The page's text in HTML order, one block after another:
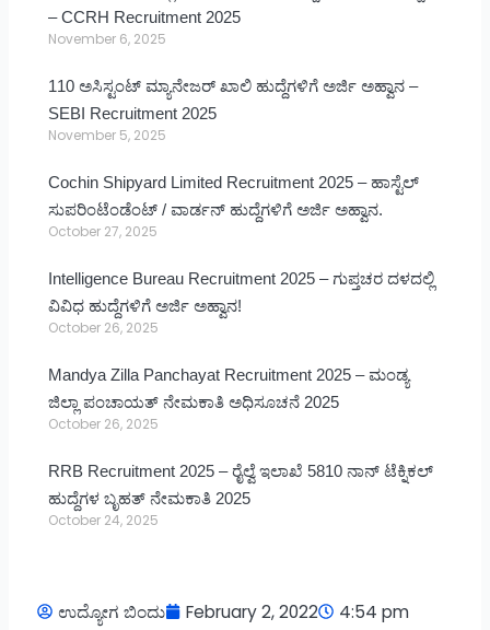
– CCRH Recruitment 2025
November 6, 2025
110 ಅಸಿಸ್ಟಂಟ್ ಮ್ಯಾನೇಜರ್ ಖಾಲಿ ಹುದ್ದೆಗಳಿಗೆ ಅರ್ಜಿ ಅಹ್ವಾನ –
SEBI Recruitment 2025
November 5, 2025
Cochin Shipyard Limited Recruitment 2025 – ಹಾಸ್ಟೆಲ್
ಸುಪರಿಂಟೆಂಡೆಂಟ್ / ವಾರ್ಡನ್ ಹುದ್ದೆಗಳಿಗೆ ಅರ್ಜಿ ಅಹ್ವಾನ.
October 27, 2025
Intelligence Bureau Recruitment 2025 – ಗುಪ್ತಚರ ದಳದಲ್ಲಿ
ವಿವಿಧ ಹುದ್ದೆಗಳಿಗೆ ಅರ್ಜಿ ಅಹ್ವಾನ!
October 26, 2025
Mandya Zilla Panchayat Recruitment 2025 – ಮಂಡ್ಯ
ಜಿಲ್ಲಾ ಪಂಚಾಯತ್ ನೇಮಕಾತಿ ಅಧಿಸೂಚನೆ 2025
October 26, 2025
RRB Recruitment 2025 – ರೈಲ್ವೆ ಇಲಾಖೆ 5810 ನಾನ್ ಟೆಕ್ನಿಕಲ್
ಹುದ್ದೆಗಳ ಬೃಹತ್ ನೇಮಕಾತಿ 2025
October 24, 2025
ಉದ್ಯೋಗ ಬಿಂದು February 2, 2022 4:54 pm